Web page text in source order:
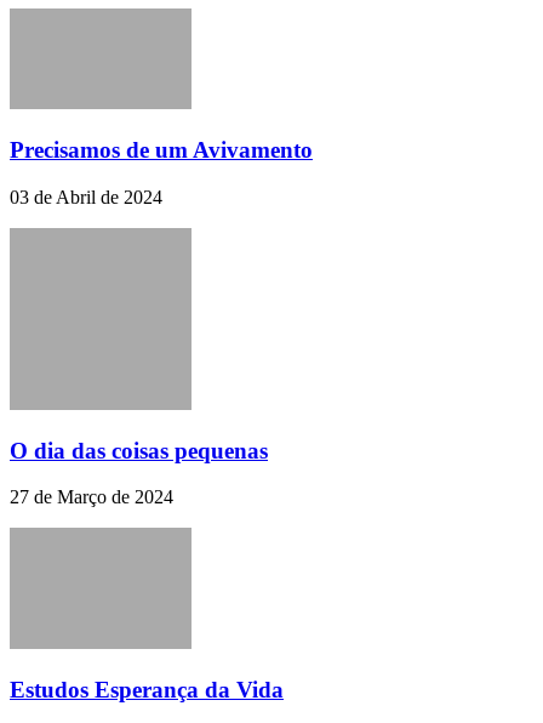
Precisamos de um Avivamento
03 de Abril de 2024
O dia das coisas pequenas
27 de Março de 2024
Estudos Esperança da Vida